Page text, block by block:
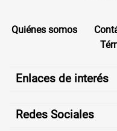
Quiénes somos
Enlaces de interés
Redes Sociales